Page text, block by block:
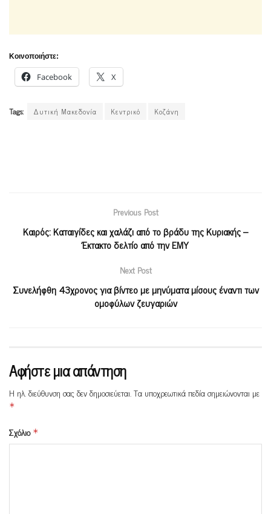
Κοινοποιήστε:
Facebook X
Tags: Δυτική Μακεδονία Κεντρικό Κοζάνη
Previous Post
Καιρός: Καταιγίδες και χαλάζι από το βράδυ της Κυριακής –
Έκτακτο δελτίο από την ΕΜΥ
Next Post
Συνελήφθη 43χρονος για βίντεο με μηνύματα μίσους έναντι των
ομοφύλων ζευγαριών
Αφήστε μια απάντηση
Η ηλ. διεύθυνση σας δεν δημοσιεύεται.Τα υποχρεωτικά πεδία σημειώνονται με
*
Σχόλιο *